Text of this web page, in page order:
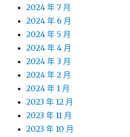
2024 年 7 月
2024 年 6 月
2024 年 5 月
2024 年 4 月
2024 年 3 月
2024 年 2 月
2024 年 1 月
2023 年 12 月
2023 年 11 月
2023 年 10 月